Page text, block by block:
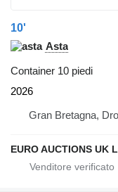
10'
Asta
Container 10 piedi
2026
Gran Bretagna,
EURO AUCTIONS UK